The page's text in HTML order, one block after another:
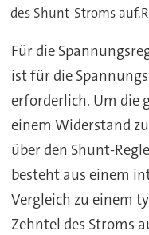
des Shunt-Stroms
Für die
ist für die
erforderlich. Um die
einem Widerstand
über den Shunt-
besteht aus einem
Vergleich zu einem
Zehntel des Stroms